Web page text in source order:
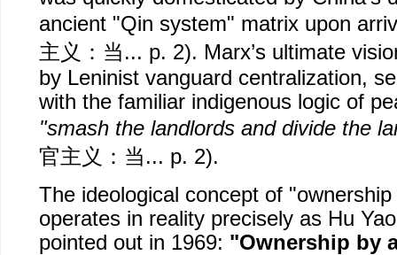
ancient "Qin system" matrix upon
主义：当... p. 2). Marx’s ultimate
by Leninist vanguard centralization,
with the familiar indigenous logic of
"smash the landlords and divide the
官主义：当... p. 2).
The ideological concept of
operates in reality precisely as Hu
pointed out in 1969: "Ownership by